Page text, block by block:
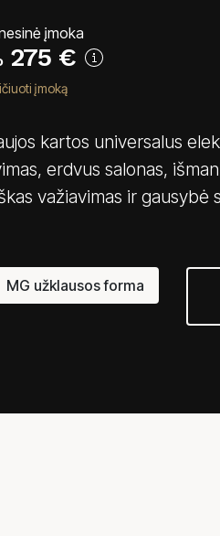
įmoka
275 €
įmoką
kartos universalus
erdvus salonas,
važiavimas ir gausybė
MG užklausos forma